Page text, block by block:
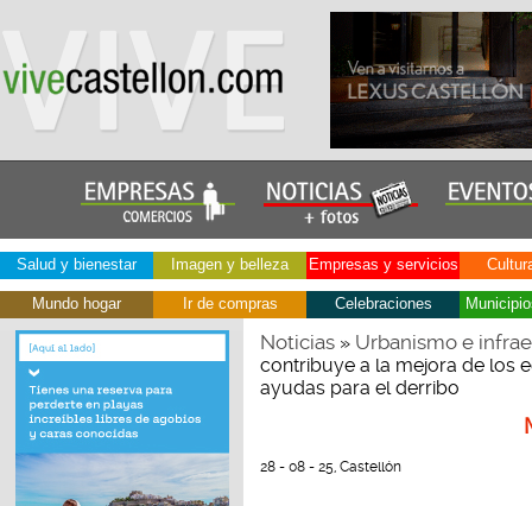
Salud y bienestar Imagen y belleza Empresas y servicios
Mundo hogar Ir de compras Celebraciones
Noticias» Urbanismo e
contribuye a la mejora de los
ayudas para el derribo
28 - 08 - 25, Castellón